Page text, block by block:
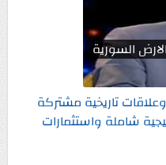
السورية
تاريخية مشتركة
شاملة واستثمارات